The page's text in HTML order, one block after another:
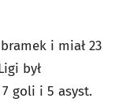
i miał 23
był
goli i 5 asyst.